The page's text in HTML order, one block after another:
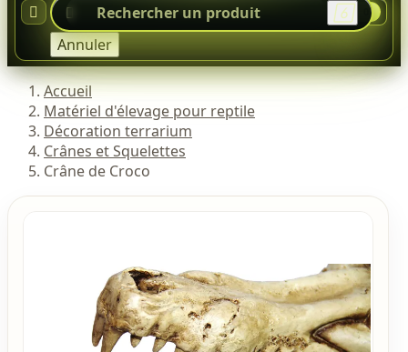


Annuler

Accueil
Matériel d'élevage pour reptile
Décoration terrarium
Crânes et Squelettes
Crâne de Croco